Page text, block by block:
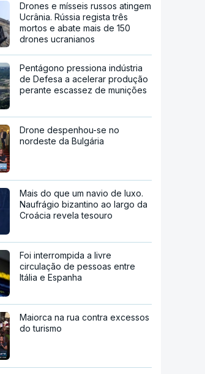
Drones e mísseis russos atingem
Ucrânia. Rússia regista três
mortos e abate mais de 150
drones ucranianos
Pentágono pressiona indústria
de Defesa a acelerar produção
perante escassez de munições
Drone despenhou-se no
nordeste da Bulgária
Mais do que um navio de luxo.
Naufrágio bizantino ao largo da
Croácia revela tesouro
Foi interrompida a livre
circulação de pessoas entre
Itália e Espanha
Maiorca na rua contra excessos
do turismo